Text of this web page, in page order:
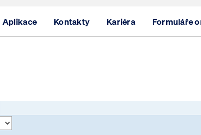
Aplikace Kontakty Kariéra Formuláře